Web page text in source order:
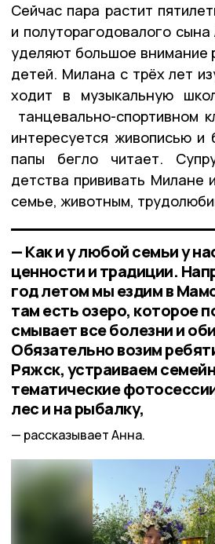
Сейчас пара растит
и полуторагодовалого
уделяют большое внимание
детей. Милана с трёх лет
ходит в музыкальную
танцевально-спортивном
интересуется живописью и
папы бегло читает.
детства прививать Милане
семье, животным,
— Как и у любой семьи у
ценности и традиции.
год летом мы ездим в
там есть озеро, которое
смывает все болезни и
Обязательно возим
Ряжск, устраиваем
тематические
лес и на рыбалку,
рассказывает Анна.